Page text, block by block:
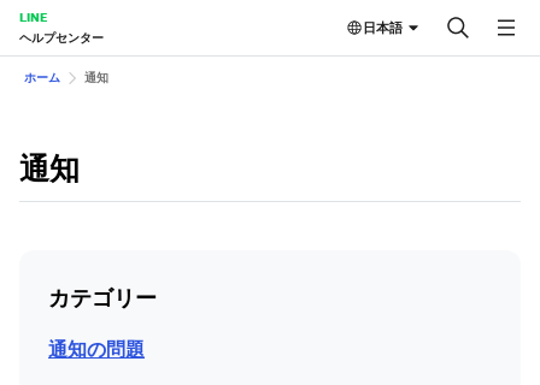
LINE
ヘルプセンター
日本語
ホーム 通知
通知
カテゴリー
通知の問題